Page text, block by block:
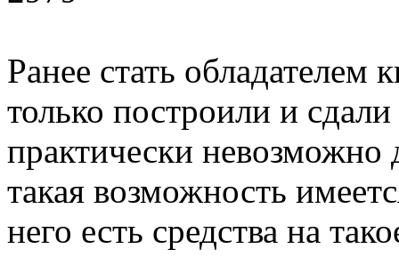
Ранее стать обладателем
только построили и
практически невозможно
такая возможность
него есть средства на